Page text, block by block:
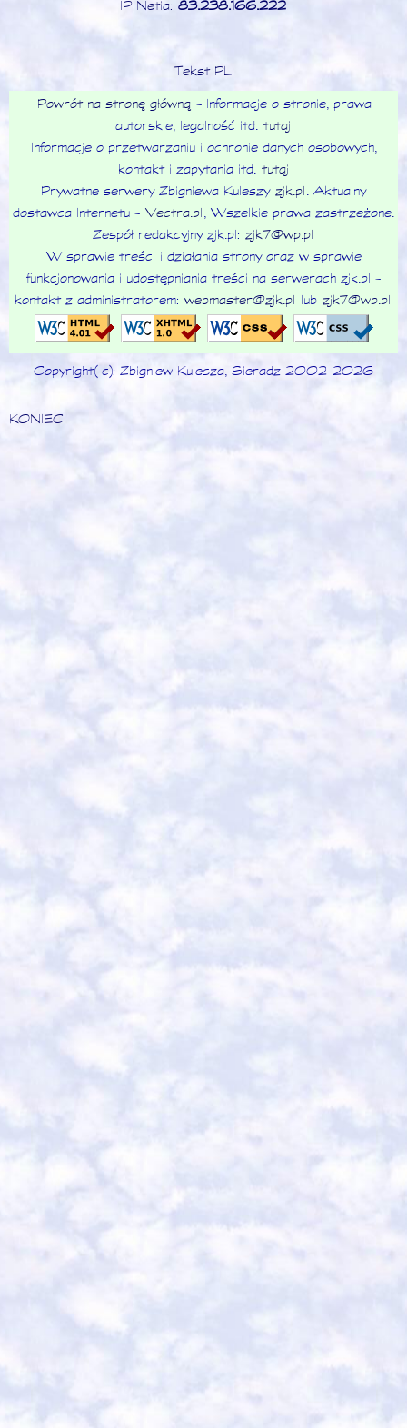
IP Netia: 83.238.166.222
Tekst PL
Powrót na stronę główną - Informacje o stronie, prawa
autorskie, legalność itd. tutaj
Informacje o przetwarzaniu i ochronie danych osobowych,
kontakt i zapytania itd. tutaj
Prywatne serwery Zbigniewa Kuleszy zjk.pl. Aktualny
dostawca Internetu - Vectra.pl, Wszelkie prawa zastrzeżone.
Zespół redakcyjny zjk.pl: zjk7@wp.pl
W sprawie treści i działania strony oraz w sprawie
funkcjonowania i udostępniania treści na serwerach zjk.pl -
kontakt z administratorem: webmaster@zjk.pl lub zjk7@wp.pl
Copyright (c): Zbigniew Kulesza, Sieradz 2002-2026
KONIEC